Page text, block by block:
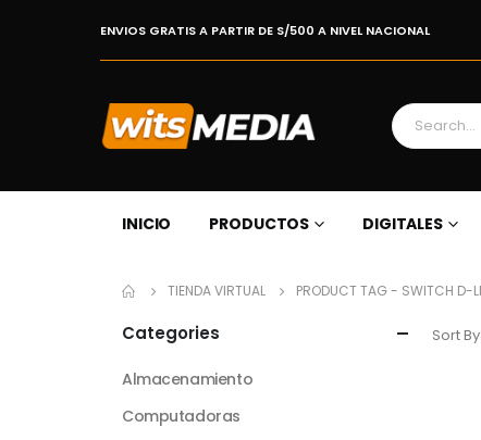
ENVIOS GRATIS A PARTIR DE S/500 A NIVEL NACIONAL
INICIO PRODUCTOS DIGITALES
TIENDA VIRTUAL PRODUCT TAG - SWITCH D-
Sort By:
Categories
Almacenamiento
Computadoras